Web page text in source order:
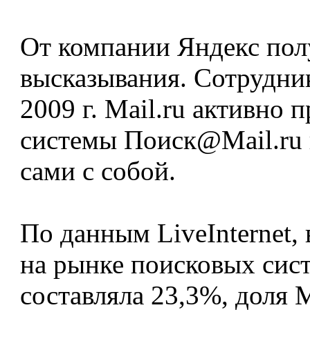
От компании Яндекс
высказывания.
2009 г. Mail.ru активно
системы Поиск@Mail.ru
сами с собой.
По данным LiveInternet,
на рынке поисковых
составляла 23,3%,